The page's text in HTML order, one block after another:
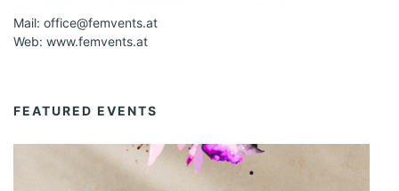
Mail: office@femvents.at
Web: www.femvents.at
FEATURED EVENTS